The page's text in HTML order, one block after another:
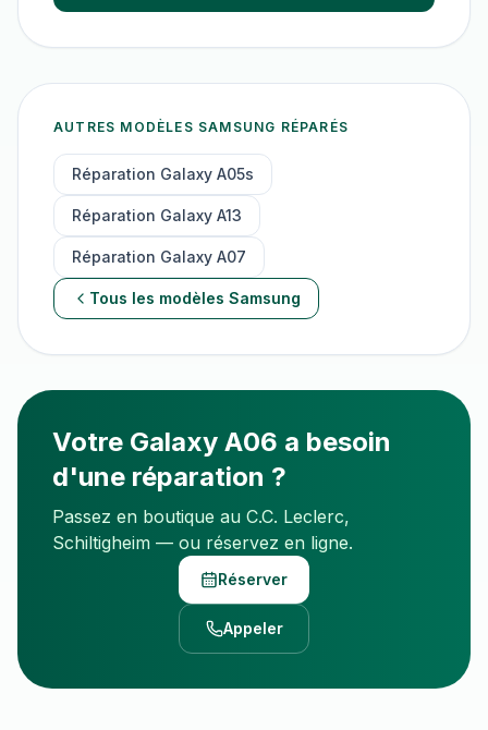
AUTRES MODÈLES SAMSUNG RÉPARÉS
Réparation Galaxy A05s
Réparation Galaxy A13
Réparation Galaxy A07
Tous les modèles Samsung
Votre Galaxy A06 a besoin
d'une réparation ?
Passez en boutique au C.C. Leclerc,
Schiltigheim — ou réservez en ligne.
Réserver
Appeler